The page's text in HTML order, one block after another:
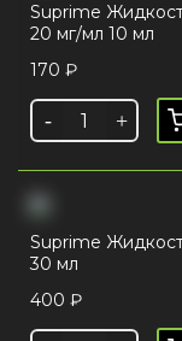
Suprime
20 мг/мл 10 мл
170 ₽
Suprime
30 мл
400 ₽